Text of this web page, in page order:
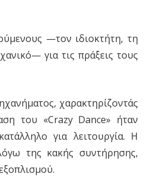
—τον ιδιοκτήτη, τη
για τις πράξεις τους
χαρακτηρίζοντάς
του «Crazy Dance» ήταν
για λειτουργία. Η
της κακής συντήρησης,